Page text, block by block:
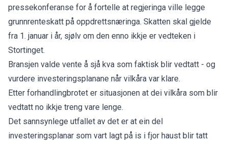
pressekonferanse for å fortelle at regjeringa ville legge
grunnrenteskatt på oppdrettsnæringa. Skatten skal gjelde
fra 1. januar i år, sjølv om den enno ikkje er vedteken i
Stortinget.
Bransjen valde vente å sjå kva som faktisk blir vedtatt - og
vurdere investeringsplanane når vilkåra var klare.
Etter forhandlingbrotet er situasjonen at dei vilkåra som blir
vedtatt no ikkje treng vare lenge.
Det sannsynlege utfallet av det er at ein del
investeringsplanar som vart lagt på is i fjor haust blir tatt